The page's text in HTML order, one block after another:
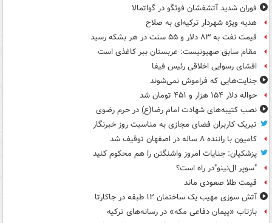
فوران شدید آتشفشان فوئگو در گواتمالا
هدیه ویژه شهردار ترکیه‌ای به صلاح
قیمت نفت به ۸۳ دلار و ۵۵ سنت در هر بشکه رسید
مقام سابق صهیونیست: عربستان ببر کاغذی است
افشای رسوایی اخلاقی رئیس فیفا
جنایت‌هایی که فراموش نمی‌شوند
حواله دلار ۱۵۴ هزار و ۴۵۱ تومان شد
نصب کتیبه‌های شهادت امام رضا(ع) در حرم رضوی
تبریک کاربران فضای مجازی به مناسبت روز خبرنگار
کامیون با راننده ۸ ساله در اصفهان توقیف شد
پزشکیان: جنایات امروز واشنگتن را هم محکوم کنید
"سوپر ال‌نینو"در راه است؟
قیمت طلا صعودی ماند
آتش سوزی مهیب یک ساختمان ۱۲ طبقه در جاکارتا
بازتاب «پیمان دفاعی مکه» در رسانه‌های ترکیه